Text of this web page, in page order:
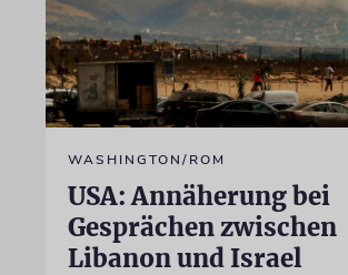
WASHINGTON/ROM
USA: Annäherung bei
Gesprächen zwischen
Libanon und Israel